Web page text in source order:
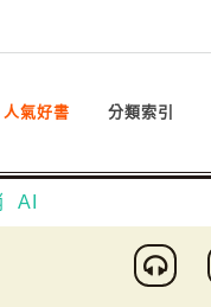
人氣好書 分類索引
AI